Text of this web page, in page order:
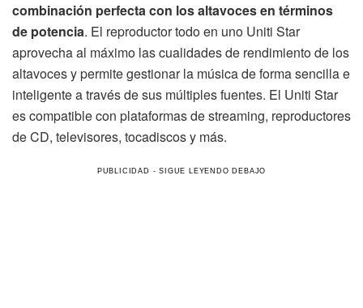
combinación perfecta con los altavoces en términos
de potencia. El reproductor todo en uno Uniti Star
aprovecha al máximo las cualidades de rendimiento de los
altavoces y permite gestionar la música de forma sencilla e
inteligente a través de sus múltiples fuentes. El Uniti Star
es compatible con plataformas de streaming, reproductores
de CD, televisores, tocadiscos y más.